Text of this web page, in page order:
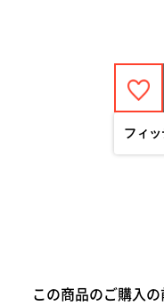
フィ
この商品のご購入